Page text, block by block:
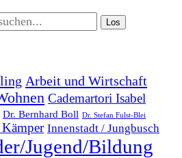
Arbeit und Wirtschaft
Cademartori Isabel
Dr. Bernhard Boll Dr. Stefan Fulst-Blei
Innenstadt / Jungbusch
Jugend/Bildung